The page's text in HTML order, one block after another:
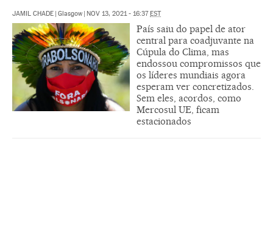
JAMIL CHADE | Glasgow | NOV 13, 2021 - 16:37EST
País saiu do papel de ator
central para coadjuvante na
Cúpula do Clima, mas
endossou compromissos que
os líderes mundiais agora
esperam ver concretizados.
Sem eles, acordos, como
Mercosul UE, ficam
estacionados